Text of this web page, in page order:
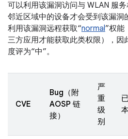
可以利用该漏洞访问与 WLAN 服
邻近区域中的设备才会受到该漏洞
利用该漏洞远程获取“normal”权能
三方应用才能获取此类权限），因
度评为“中”。
CVE
Bug（附
AOSP 链
接）
严
重
级
别